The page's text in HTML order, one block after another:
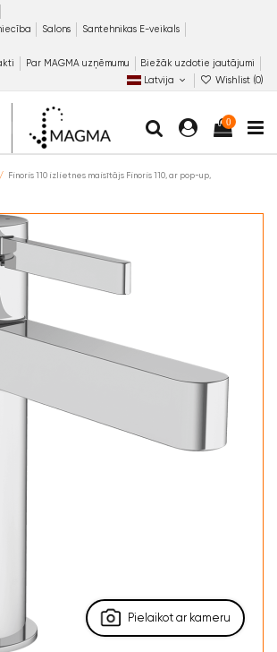
Salons
Santehnikas E-veikals
Par MAGMA uzņēmumu
Biežāk uzdotie jautājumi
Latvija
Wishlist (0)
0
Finoris 110 izlietnes maisītājs Finoris 110, ar pop-up,
Pielaikot ar kameru